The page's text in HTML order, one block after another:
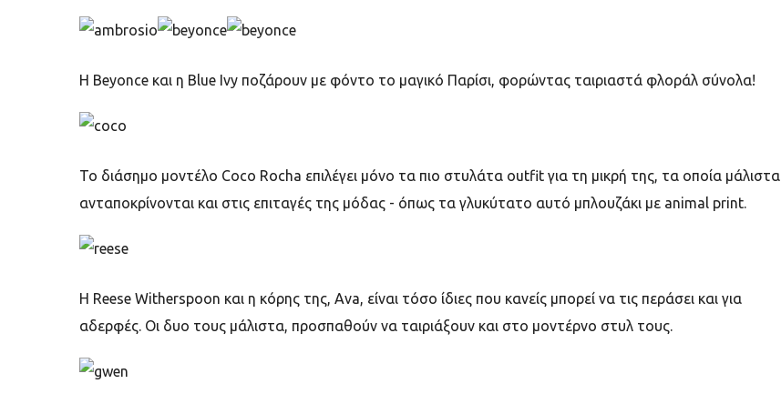
Η Beyonce και η Blue Ivy ποζάρουν με φόντο το μαγικό Παρίσι, φορώντας ταιριαστά φλοράλ σύνολα!
Το διάσημο μοντέλο Coco Rocha επιλέγει μόνο τα πιο στυλάτα outfit για τη μικρή της, τα οποία μάλιστα
ανταποκρίνονται και στις επιταγές της μόδας - όπως τα γλυκύτατο αυτό μπλουζάκι με animal print.
Η Reese Witherspoon και η κόρης της, Ava, είναι τόσο ίδιες που κανείς μπορεί να τις περάσει και για
αδερφές. Οι δυο τους μάλιστα, προσπαθούν να ταιριάξουν και στο μοντέρνο στυλ τους.